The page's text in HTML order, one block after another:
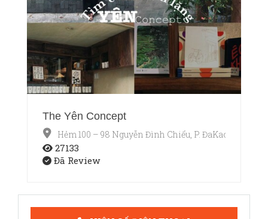
The Yên Concept
Hẻm 100 – 98 Nguyễn Đình Chiểu, P. ĐaKao, Quận 1,
27133
Đã Review